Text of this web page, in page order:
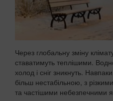
Через глобальну зміну
ставатимуть теплішими.
холод і сніг зникнуть.
більш нестабільною, з
та частішими небезпечними